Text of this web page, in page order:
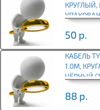
КРУГЛЫЙ,
50 р.
КАБЕЛЬ
1.0М,
ЧЁРНЫЙ
88 р.